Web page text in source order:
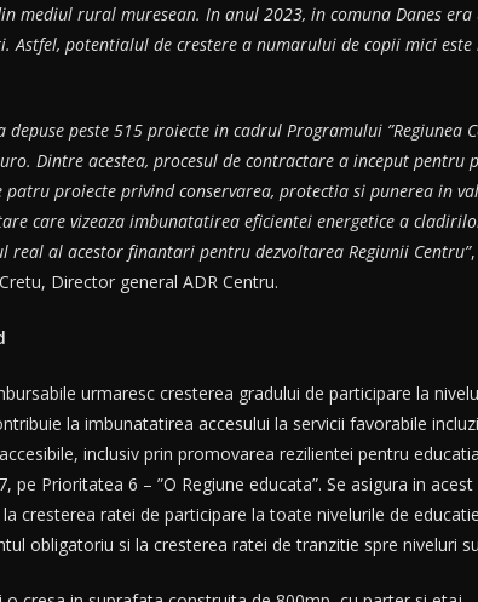
mediul rural muresean. In anul 2023, in comuna Danes
Astfel, potentialul de crestere a numarului de copii mici
depuse peste 515 proiecte in cadrul Programului
Dintre acestea, procesul de contractare a inceput
proiecte privind conservarea, protectia si punerea in
care vizeaza imbunatatirea eficientei energetice a
real al acestor finantari pentru dezvoltarea Regiunii Centru”
Director general ADR Centru.
urmaresc cresterea gradului de participare la
la imbunatatirea accesului la servicii favorabile
inclusiv prin promovarea rezilientei pentru
pe Prioritatea 6 – ”O Regiune educata”. Se asigura in
cresterea ratei de participare la toate nivelurile de
obligatoriu si la cresterea ratei de tranzitie spre niveluri